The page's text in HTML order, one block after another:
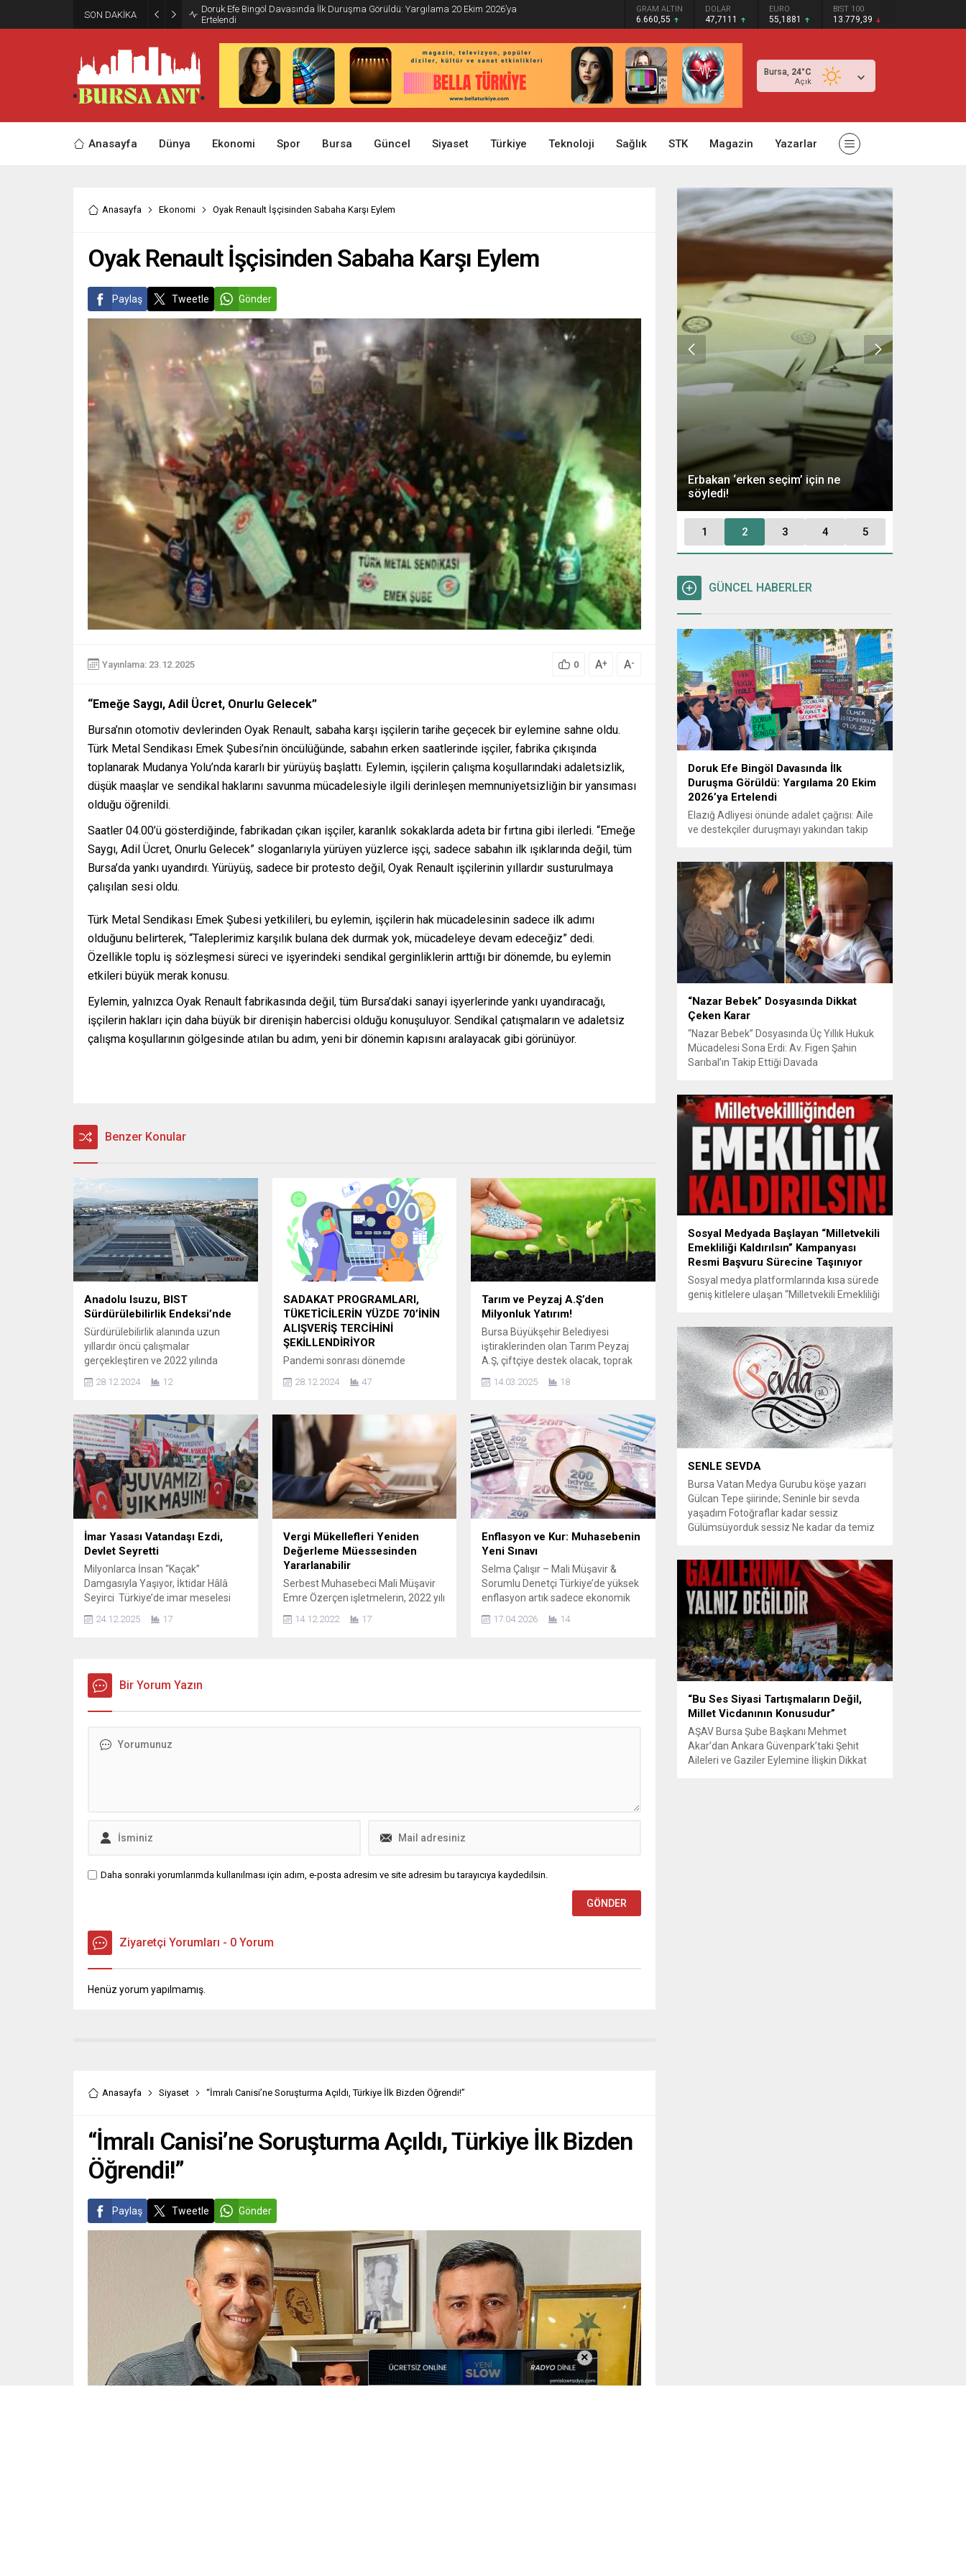
SON DAKİKA
Doruk Efe Bingöl Davasında İlk Duruşma Görüldü: Yargılama 20 Ekim 2026’ya
Ertelendi
GRAM ALTIN
6.660,55
DOLAR
47,7111
EURO
55,1881
BIST 100
13.779,39
Bursa, 24°C
Açık
Anasayfa Dünya Ekonomi Spor Bursa Güncel Siyaset Türkiye Teknoloji Sağlık STK Magazin Yazarlar
Anasayfa Ekonomi Oyak Renault İşçisinden Sabaha Karşı Eylem
Oyak Renault İşçisinden Sabaha Karşı Eylem
Paylaş Tweetle Gönder
Yayınlama: 23.12.2025 0 A+ A-
“Emeğe Saygı, Adil Ücret, Onurlu Gelecek”
Bursa’nın otomotiv devlerinden Oyak Renault, sabaha karşı işçilerin tarihe geçecek bir eylemine sahne oldu.
Türk Metal Sendikası Emek Şubesi’nin öncülüğünde, sabahın erken saatlerinde işçiler, fabrika çıkışında
toplanarak Mudanya Yolu’nda kararlı bir yürüyüş başlattı. Eylemin, işçilerin çalışma koşullarındaki adaletsizlik,
düşük maaşlar ve sendikal haklarını savunma mücadelesiyle ilgili derinleşen memnuniyetsizliğin bir yansıması
olduğu öğrenildi.
Saatler 04.00’ü gösterdiğinde, fabrikadan çıkan işçiler, karanlık sokaklarda adeta bir fırtına gibi ilerledi. “Emeğe
Saygı, Adil Ücret, Onurlu Gelecek” sloganlarıyla yürüyen yüzlerce işçi, sadece sabahın ilk ışıklarında değil, tüm
Bursa’da yankı uyandırdı. Yürüyüş, sadece bir protesto değil, Oyak Renault işçilerinin yıllardır susturulmaya
çalışılan sesi oldu.
Türk Metal Sendikası Emek Şubesi yetkilileri, bu eylemin, işçilerin hak mücadelesinin sadece ilk adımı
olduğunu belirterek, “Taleplerimiz karşılık bulana dek durmak yok, mücadeleye devam edeceğiz” dedi.
Özellikle toplu iş sözleşmesi süreci ve işyerindeki sendikal gerginliklerin arttığı bir dönemde, bu eylemin
etkileri büyük merak konusu.
Eylemin, yalnızca Oyak Renault fabrikasında değil, tüm Bursa’daki sanayi işyerlerinde yankı uyandıracağı,
işçilerin hakları için daha büyük bir direnişin habercisi olduğu konuşuluyor. Sendikal çatışmaların ve adaletsiz
çalışma koşullarının gölgesinde atılan bu adım, yeni bir dönemin kapısını aralayacak gibi görünüyor.
Benzer Konular
Anadolu Isuzu, BIST
Sürdürülebilirlik Endeksi’nde
Sürdürülebilirlik alanında uzun
yıllardır öncü çalışmalar
gerçekleştiren ve 2022 yılında
hayata geçirdiği “Yarınlara
Dönüşüyoruz” stratejisiyle bu
Anadolu Isuzu, sürdürülebilirlik
alanında en iyi performans
gösteren şirketler arasına girerek
BIST Sürdürülebilirlik Endeksi’nde
yerini aldı. Toplumsal sorumluluk
bilinciyle hareket eden, uzun vadeli
değer yaratmak ve sürdürülebilir bir
gelecek için çalışmalar...
28.12.2024 12
SADAKAT PROGRAMLARI,
TÜKETİCİLERİN YÜZDE 70’İNİN
ALIŞVERİŞ TERCİHİNİ
ŞEKİLLENDİRİYOR
Pandemi sonrası dönemde
markaların müşteri bağlılığını
artırmak için yatırımlarını artırdığı
çapında hızla büyüyor. 2021 yılında
8,75 milyar dolar değerindeki
küresel sadakat yönetimi pazarı,
2027’ye kadar yıllık yüzde 16,88’lik
büyüme oranıyla dikkat çekiyor.
Türkiye’de de benzer bir ivme
yaşanıyor. Tüketicilerin yüzde 70’i,
düzenli alışverişlerinde sadakat
programlarının etkili...
28.12.2024 47
Tarım ve Peyzaj A.Ş’den
Milyonluk Yatırım!
Bursa Büyükşehir Belediyesi
iştiraklerinden olan Tarım Peyzaj
A.Ş, çiftçiye destek olacak, toprak
yapısını güçlendirecek organik sıvı
gübre tesisini Mustafekemalpaşa
planlıyor. Kimyasal
gübrelemenin azaltılmasını
sağlamak, toprakların organik
madde miktarını
yükselterek mikroorganizmaların etkinliğini
artırmak, verimliliği artırarak
çiftçilerin gelirini yükseltmek ve en
önemlisi de gıda güvenilirliğini
artırmak hedefiyle çalışmalarını
yürüten Tarım A.Ş,...
14.03.2025 18
İmar Yasası Vatandaşı Ezdi,
Devlet Seyretti
Milyonlarca İnsan “Kaçak”
Damgasıyla Yaşıyor, İktidar Hâlâ
Seyirci Türkiye’de imar meselesi
değil; açık bir yönetim zaafı, hukuki
irade eksikliği nedeniyle çözümsüz
bırakılan imar krizi, bugün
milyonlarca vatandaşı devletle karşı
24.12.2025 17
Vergi Mükellefleri Yeniden
Değerleme Müessesinden
Yararlanabilir
Serbest Muhasebeci Mali Müşavir
Emre Özerçen işletmelerin, 2022 yılı
kıymetleri ile taşınmazlarını
sonu ve 2023 yılı geçici vergi
14.12.2022 17
Enflasyon ve Kur: Muhasebenin
Yeni Sınavı
Selma Çalışır – Mali Müşavir &
Sorumlu Denetçi Türkiye’de yüksek
enflasyon artık sadece ekonomik
süreçlerinde de belirleyici bir unsur
işletmeler için “oyun kuralları”
17.04.2026 14
Bir Yorum Yazın
Daha sonraki yorumlarımda kullanılması için adım, e-posta adresim ve site adresim bu tarayıcıya kaydedilsin.
Ziyaretçi Yorumları - 0 Yorum
Henüz yorum yapılmamış.
Anasayfa Siyaset “İmralı Canisi’ne Soruşturma Açıldı, Türkiye İlk Bizden Öğrendi!”
“İmralı Canisi’ne Soruşturma Açıldı, Türkiye İlk Bizden
Öğrendi!”
Paylaş Tweetle Gönder
“Engellilik Bir Eksiklik Değil,
Adalet Meselesidir”
Erbakan ‘erken seçim’ için ne
söyledi!
1 2 3 4 5
GÜNCEL HABERLER
Doruk Efe Bingöl Davasında İlk
Duruşma Görüldü: Yargılama 20 Ekim
2026’ya Ertelendi
Elazığ Adliyesi önünde adalet çağrısı: Aile
ve destekçiler duruşmayı yakından takip
soruşturması kapsamında açılan davanın
ilk duruşması Elazığ 2. Ağır Ceza
Mahkemesi’nde görüldü. Kamuoyunun
yakından takip ettiği davanın ilk duruşması
öncesinde, Doruk Efe Bingöl’ün ailesine
destek olmak isteyen çok...
“Nazar Bebek” Dosyasında Dikkat
Çeken Karar
“Nazar Bebek” Dosyasında Üç Yıllık Hukuk
Mücadelesi Sona Erdi: Av. Figen Şahin
Sarıbal’ın Takip Ettiği Davada
Türkiye’de uluslararası hukuk boyutlarıyla
görüldü BURSA – Avusturya’da başlayan
ve Türkiye’de yaklaşık üç yıl boyunca
devam eden “Nazar Bebek” dosyasında
yargılama süreci tamamlandı. Bursa 3.
Aile...
Sosyal Medyada Başlayan “Milletvekili
Emekliliği Kaldırılsın” Kampanyası
Resmi Başvuru Sürecine Taşınıyor
Sosyal medya platformlarında kısa sürede
geniş kitlelere ulaşan “Milletvekili Emekliliği
vatandaşlar, milletvekillerine tanınan
emeklilik haklarının yeniden düzenlenmesi
talebiyle TBMM Dilekçe Komisyonu ve
Cumhurbaşkanlığı İletişim Merkezi
(CİMER) üzerinden resmi başvurular
yapılması çağrısında bulunuyor. Son
dönemde sosyal medya platformlarında
en çok konuşulan konular arasında...
SENLE SEVDA
Bursa Vatan Medya Gurubu köşe yazarı
Gülcan Tepe şiirinde; Seninle bir sevda
yaşadım Fotoğraflar kadar sessiz
Gülümsüyorduk sessiz Ne kadar da temiz
bakışın yetiyordu gözlerime Dünyayı
tutturmaya ben de Kalbim Sen Diye çırpınıp
duruyordu Zamana yarışıyordu inat Hayata
Senle...
“Bu Ses Siyasi Tartışmaların Değil,
Millet Vicdanının Konusudur”
AŞAV Bursa Şube Başkanı Mehmet
Akar’dan Ankara Güvenpark’taki Şehit
Aileleri ve Gaziler Eylemine İlişkin Dikkat
×